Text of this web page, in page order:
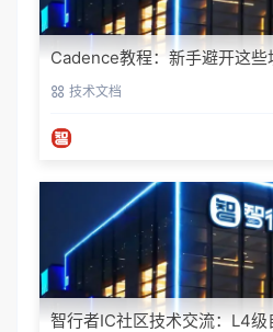
Cadence教程：新手避开这些
技术文档
智行者IC社区技术交流：L4